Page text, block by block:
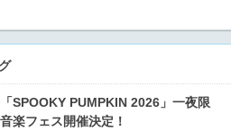
SPOOKY PUMPKIN 2026」一夜限
楽フェス開催決定！